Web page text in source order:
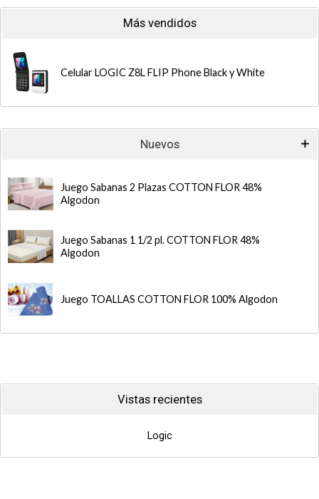
Más vendidos
Celular LOGIC Z8L FLIP Phone Black y White
Nuevos
Juego Sabanas 2 Plazas COTTON FLOR 48%
Algodon
Juego Sabanas 1 1/2 pl. COTTON FLOR 48%
Algodon
Juego TOALLAS COTTON FLOR 100% Algodon
Vistas recientes
Logic